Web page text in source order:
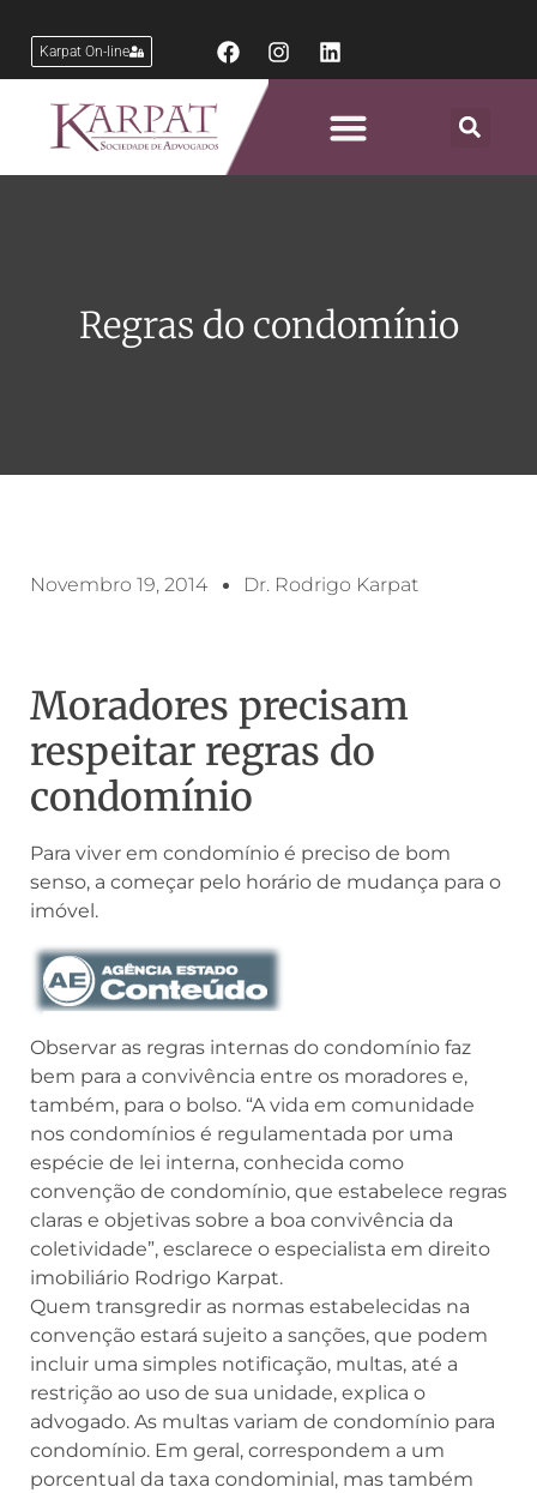
Karpat On-line
Regras do condomínio
Novembro 19, 2014 Dr. Rodrigo Karpat
Moradores precisam
respeitar regras do
condomínio
Para viver em condomínio é preciso de bom
senso, a começar pelo horário de mudança para o
imóvel.
Observar as regras internas do condomínio faz
bem para a convivência entre os moradores e,
também, para o bolso. “A vida em comunidade
nos condomínios é regulamentada por uma
espécie de lei interna, conhecida como
convenção de condomínio, que estabelece regras
claras e objetivas sobre a boa convivência da
coletividade”, esclarece o especialista em direito
imobiliário Rodrigo Karpat.
Quem transgredir as normas estabelecidas na
convenção estará sujeito a sanções, que podem
incluir uma simples notificação, multas, até a
restrição ao uso de sua unidade, explica o
advogado. As multas variam de condomínio para
condomínio. Em geral, correspondem a um
porcentual da taxa condominial, mas também